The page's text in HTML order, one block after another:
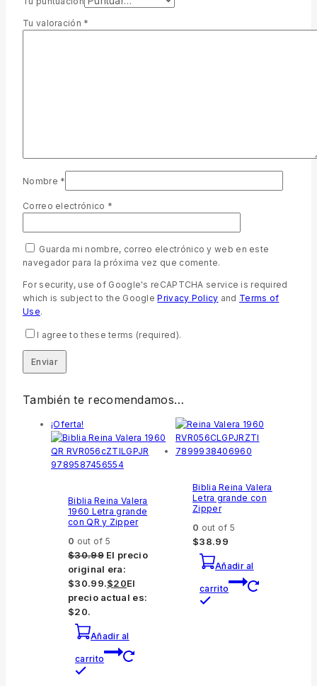
Tu valoración *
Nombre *
Correo electrónico *
Guarda mi nombre, correo electrónico y web en este
navegador para la próxima vez que comente.
For security, use of Google's reCAPTCHA service is required
which is subject to the GooglePrivacy Policy and Terms of
Use.
I agree to these terms (required).
También te recomendamos…
¡Oferta!
Biblia Reina Valera
1960 Letra grande
con QR y Zipper
0 out of 5
$30.99 El precio
original era:
$30.99.$20El
precio actual es:
$20.
Añadir al
carrito
Biblia Reina Valera
Letra grande con
Zipper
0 out of 5
$38.99
Añadir al
carrito